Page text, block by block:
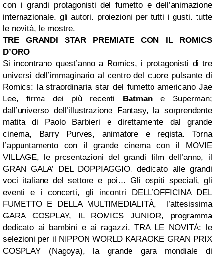
con i grandi protagonisti del fumetto e dell’animazione
internazionale, gli autori, proiezioni per tutti i gusti, tutte
le novità, le mostre.
TRE GRANDI STAR PREMIATE CON IL ROMICS
D’ORO
Si incontrano quest’anno a Romics, i protagonisti di tre
universi dell’immaginario al centro del cuore pulsante di
Romics: la straordinaria star del fumetto americano Jae
Lee, firma dei più recenti Batman e Superman;
dall’universo dell’illustrazione Fantasy, la sorprendente
matita di Paolo Barbieri e direttamente dal grande
cinema, Barry Purves, animatore e regista. Torna
l’appuntamento con il grande cinema con il MOVIE
VILLAGE, le presentazioni del grandi film dell’anno, il
GRAN GALA’ DEL DOPPIAGGIO, dedicato alle grandi
voci italiane del settore e poi… Gli ospiti speciali, gli
eventi e i concerti, gli incontri DELL’OFFICINA DEL
FUMETTO E DELLA MULTIMEDIALITÀ, l’attesissima
GARA COSPLAY, IL ROMICS JUNIOR, programma
dedicato ai bambini e ai ragazzi. TRA LE NOVITÀ: le
selezioni per il NIPPON WORLD KARAOKE GRAN PRIX
COSPLAY (Nagoya), la grande gara mondiale di